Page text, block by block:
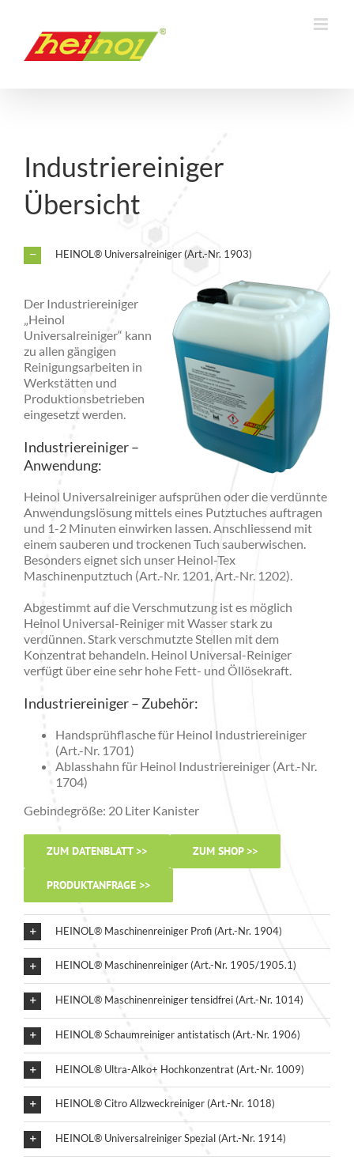
springen
Industriereiniger
Übersicht
HEINOL® Universalreiniger (Art.-Nr. 1903)
Der Industriereiniger
„Heinol
Universalreiniger“ kann
zu allen gängigen
Reinigungsarbeiten in
Werkstätten und
Produktionsbetrieben
eingesetzt werden.
Industriereiniger –
Anwendung:
Heinol Universalreiniger aufsprühen oder die verdünnte
Anwendungslösung mittels eines Putztuches auftragen
und 1-2 Minuten einwirken lassen. Anschliessend mit
einem sauberen und trockenen Tuch sauberwischen.
Besonders eignet sich unser Heinol-Tex
Maschinenputztuch (Art.-Nr. 1201, Art.-Nr. 1202).
Abgestimmt auf die Verschmutzung ist es möglich
Heinol Universal-Reiniger mit Wasser stark zu
verdünnen. Stark verschmutzte Stellen mit dem
Konzentrat behandeln. Heinol Universal-Reiniger
verfügt über eine sehr hohe Fett- und Öllösekraft.
Industriereiniger – Zubehör:
Handsprühflasche für Heinol Industriereiniger
(Art.-Nr. 1701)
Ablasshahn für Heinol Industriereiniger (Art.-Nr.
1704)
Gebindegröße: 20 Liter Kanister
ZUM DATENBLATT >> ZUM SHOP >>
PRODUKTANFRAGE >>
HEINOL® Maschinenreiniger Profi (Art.-Nr. 1904)
HEINOL® Maschinenreiniger (Art.-Nr. 1905/1905.1)
HEINOL® Maschinenreiniger tensidfrei (Art.-Nr. 1014)
HEINOL® Schaumreiniger antistatisch (Art.-Nr. 1906)
HEINOL® Ultra-Alko+ Hochkonzentrat (Art.-Nr. 1009)
HEINOL® Citro Allzweckreiniger (Art.-Nr. 1018)
HEINOL® Universalreiniger Spezial (Art.-Nr. 1914)